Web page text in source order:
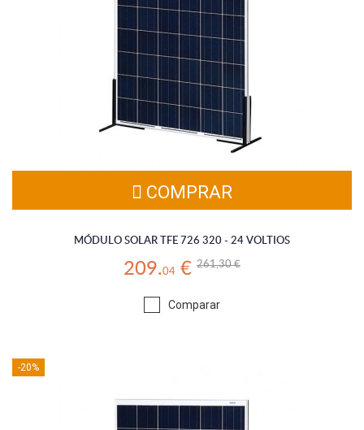
COMPRAR
MÓDULO SOLAR TFE 726 320 - 24 VOLTIOS
209.04 € 261,30 €
Comparar
Comprar panel solar 310W policristalino 24V, ideal para el
mantenimiento de pequeñas casas con consumos medios. (Gastos
de envío incluidos en el producto).
-20%